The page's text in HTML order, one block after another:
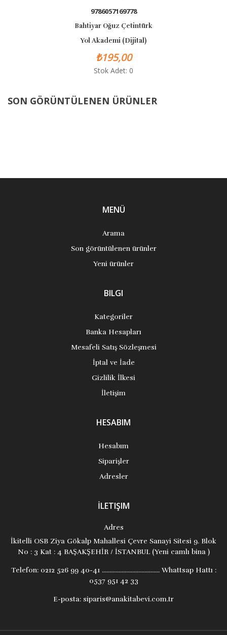
9786057169778
Bahtiyar Oğuz Çetintürk
Yol Akademi (Dijital)
₺195,00
Stok Adet: 0
SON GÖRÜNTÜLENEN ÜRÜNLER
MENÜ
Arama
Son görüntülenen ürünler
Yeni ürünler
BILGI
Kategoriler
Banka Hesapları
Mesafeli Satış Sözleşmesi
İptal ve İade
Gizlilik İlkesi
İletişim
HESABIM
Hesabım
Siparişler
Adresler
İLETIŞIM
Adres
İkitelli OSB Ziya Gökalp Mahallesi Çevre Sanayi Sitesi 9. Blok
No : 3 Kat : 4 BAŞAKŞEHİR / İSTANBUL (Yeni camlı bina )
Telefon:0212 526 99 40-41 ...................................... Whattsap Hattı :
0537 951 42 33
E-posta: siparis@anakitabevi.com.tr